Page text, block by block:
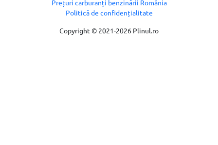
Copyright © 2021-2026 Plinul.ro
Prețuri carburanți benzinării România
Politică de confidențialitate